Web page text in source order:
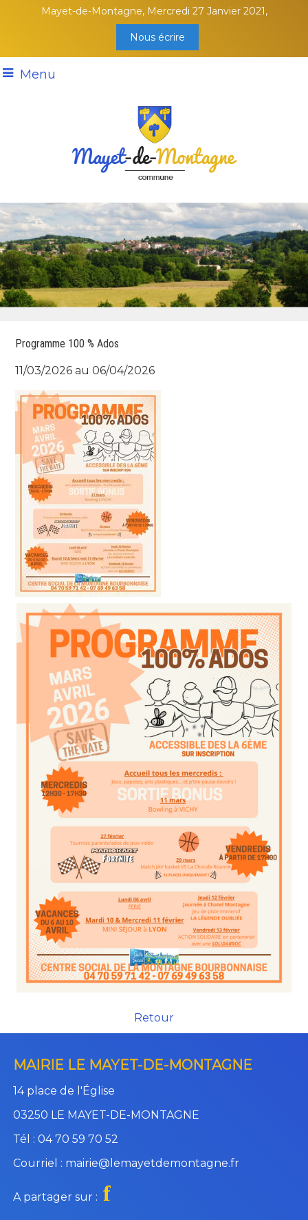
Mayet-de-Montagne, Mercredi 27 Janvier 2021,
Nous écrire
Menu
Programme 100 % Ados
11/03/2026 au 06/04/2026
Retour
MAIRIE LE MAYET-DE-MONTAGNE
14 place de l'Église
03250 LE MAYET-DE-MONTAGNE
Tél : 04 70 59 70 52
Courriel : mairie@lemayetdemontagne.fr
A partager sur : f